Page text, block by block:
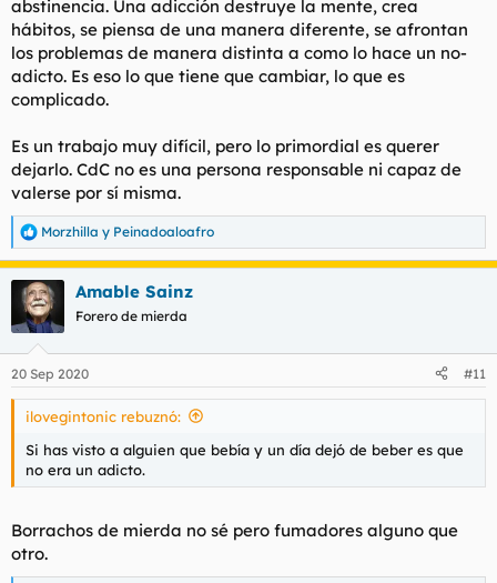
abstinencia. Una adicción destruye la mente, crea
hábitos, se piensa de una manera diferente, se afrontan
los problemas de manera distinta a como lo hace un no-
adicto. Es eso lo que tiene que cambiar, lo que es
complicado.
Es un trabajo muy difícil, pero lo primordial es querer
dejarlo. CdC no es una persona responsable ni capaz de
valerse por sí misma.
R
e
a
c
c
i
e
s
Morzhilla y Peinadoaloafro
Amable Sainz
Forero de mierda
20 Sep 2020 #11
ilovegintonic rebuznó:
Si has visto a alguien que bebía y un día dejó de beber es que
no era un adicto.
Borrachos de mierda no sé pero fumadores alguno que
otro.